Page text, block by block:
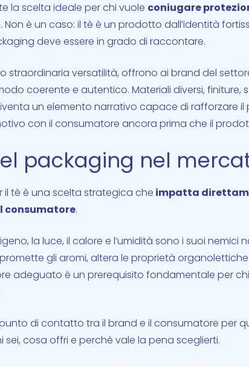
la scelta ideale per chi vuole coniugare
. Non è un caso: il tè è un prodotto dall’identità
deve essere in grado di raccontare.
straordinaria versatilità, offrono ai brand del
coerente e autentico. Materiali diversi, finiture,
un elemento narrativo capace di rafforzare il
con il consumatore ancora prima che il
packaging nel
il tè è una scelta strategica che impatta
consumatore.
la luce, il calore e l’umidità sono i suoi nemici
gli aromi, altera le proprietà organolettiche
adeguato è un prerequisito fondamentale per
di contatto tra il brand e il consumatore per
cosa offri e perché vale la pena sceglierti.